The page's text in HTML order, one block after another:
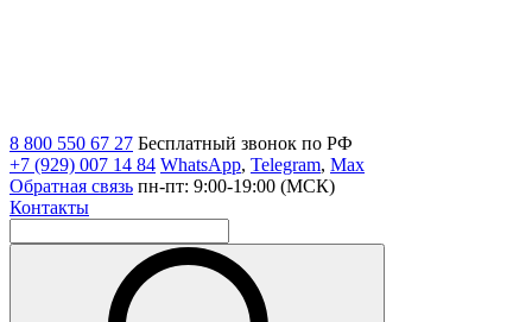
8 800 550 67 27 Бесплатный звонок по РФ
+7 (929) 007 14 84 WhatsApp, Telegram, Max
Обратная связь пн-пт: 9:00-19:00 (МСК)
Контакты